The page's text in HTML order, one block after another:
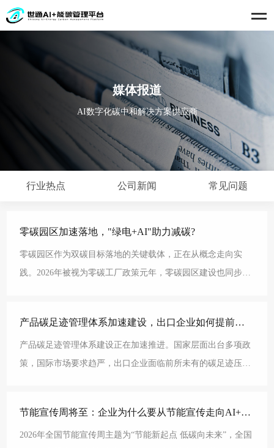
媒体报道
AI数字化碳中和解决方案供应商
行业热点 公司新闻 常见问题
零碳园区加速落地，"绿电+AI"助力减碳?
零碳园区作为双碳目标落地的关键载体，正在从概念走向实
践。2026年被视为零碳工厂政策元年，零碳园区建设也同步提
产品碳足迹管理体系加速建设，出口企业如何提前布局?
产品碳足迹管理体系建设正在加速推进。国家层面出台多项政
策，国际市场要求趋严，出口企业面临前所未有的碳足迹压
节能宣传周将至：企业为什么要从节能宣传走向AI+能碳治理?
2026年全国节能宣传周主题为“节能新起点 低碳向未来”，全国